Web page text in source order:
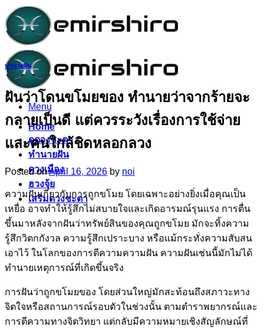
Skip
to
content
Menu
Home
ดูดวงชะตา
ทำนายฝัน
ดวงเมือง
ฮวงจุ้ย
เสริมดวงชะตา
ทำนายฝัน
ฝันว่าโดนขโมยของ ทำนายว่าจากร้ายจะ
กลายเป็นดี แต่ควรระวังเรื่องการใช้จ่าย
และคนใกล้ชิดหลอกลวง
Posted onApril 16, 2026 by noi
ความฝันเกี่ยวกับการถูกขโมย โดยเฉพาะอย่างยิ่งเมื่อคุณเป็น
เหยื่อ อาจทำให้รู้สึกไม่สบายใจและเกิดอารมณ์รุนแรง การตื่น
ขึ้นมาหลังจากฝันว่าทรัพย์สินของคุณถูกขโมย มักจะทิ้งความ
รู้สึกวิตกกังวล ความรู้สึกเปราะบาง หรือแม้กระทั่งความสับสน
เอาไว้ ในโลกของการตีความความฝัน ความฝันเช่นนี้มักไม่ได้
ทำนายเหตุการณ์ที่เกิดขึ้นจริง
การฝันว่าถูกขโมยของ โดยส่วนใหญ่มักสะท้อนถึงสภาวะทาง
จิตใจหรือสถานการณ์รอบตัวในช่วงนั้น ตามตำราพยากรณ์และ
การตีความทางจิตวิทยา แต่กลับมีความหมายเชิงสัญลักษณ์ที่